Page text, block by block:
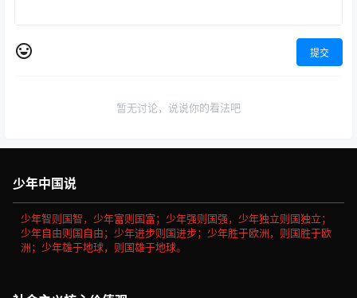
提交
暂无讨论，说说你的看法吧
少年中国说
少年智则国智，少年富则国富；少年强则国强，少年独立则国独立；
少年自由则国自由；少年进步则国进步；少年胜于欧洲，则国胜于欧
洲；少年雄于地球，则国雄于地球。